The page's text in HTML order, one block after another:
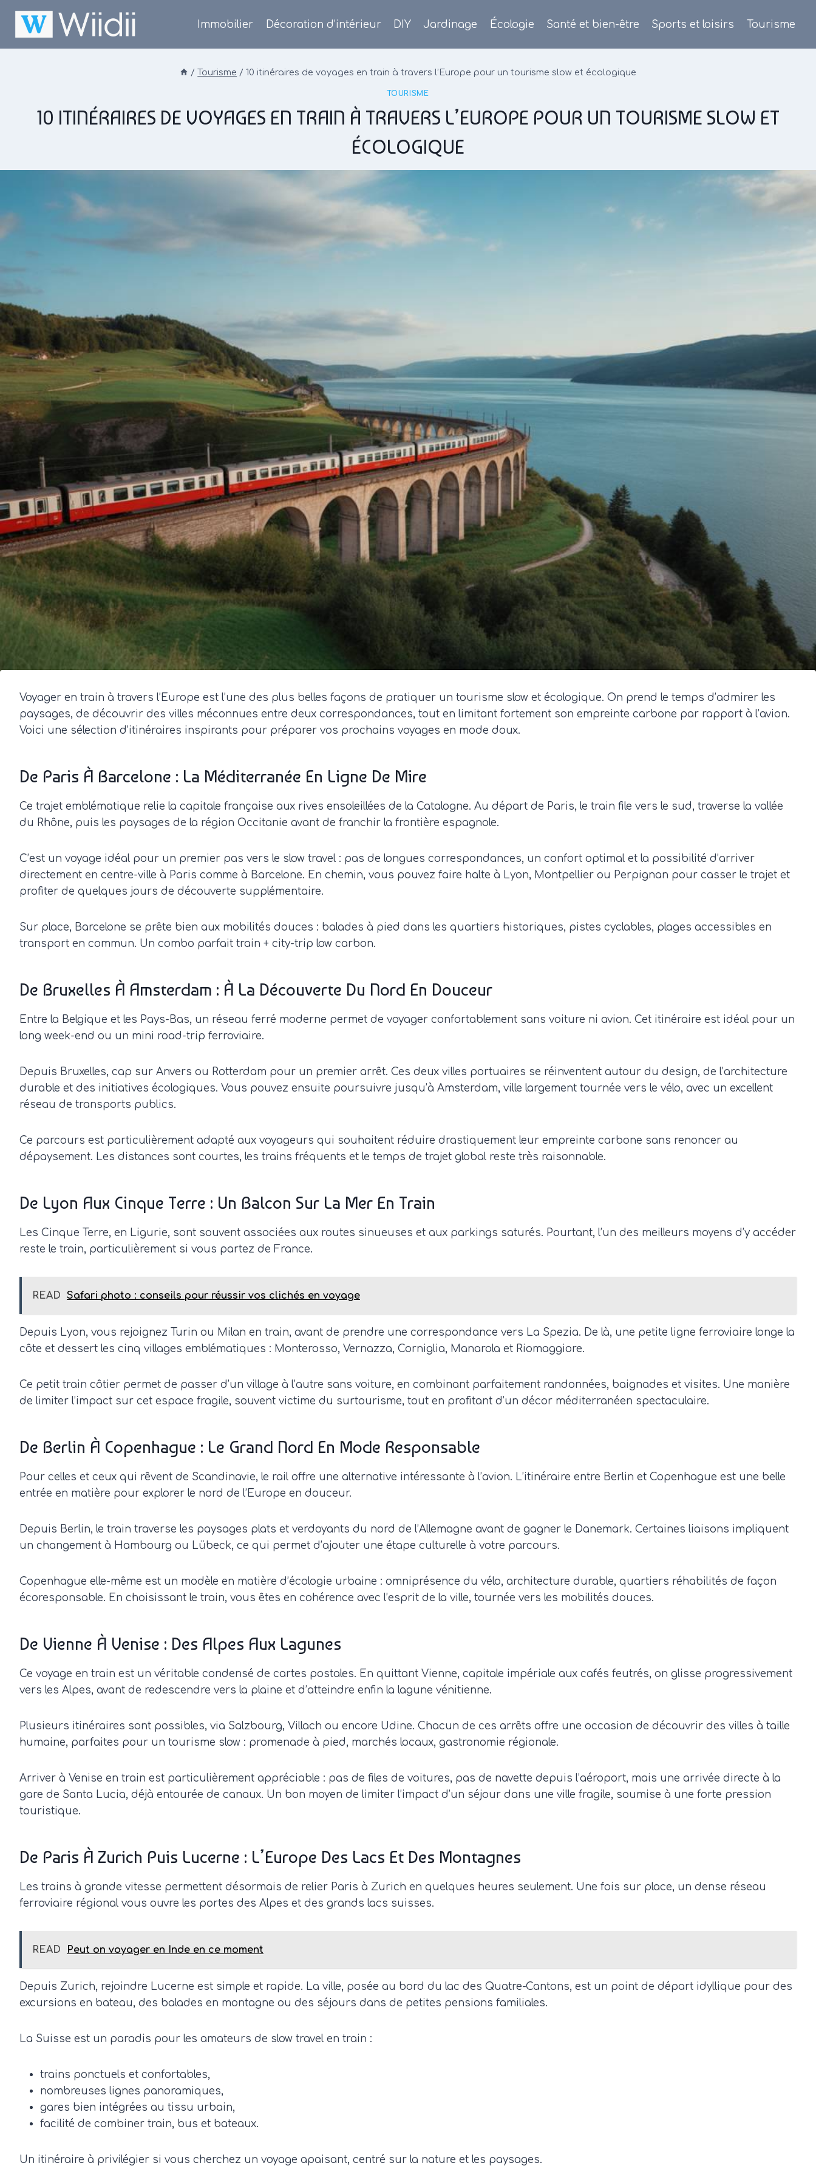
content
Immobilier Décoration d’intérieur DIY Jardinage Écologie Santé et bien-être Sports et loisirs Tourisme
/ Tourisme / 10 itinéraires de voyages en train à travers l’Europe pour un tourisme slow et écologique
TOURISME
10 ITINÉRAIRES DE VOYAGES EN TRAIN À TRAVERS L’EUROPE POUR UN TOURISME SLOW ET
ÉCOLOGIQUE
Voyager en train à travers l’Europe est l’une des plus belles façons de pratiquer un tourisme slow et écologique. On prend le temps d’admirer les
paysages, de découvrir des villes méconnues entre deux correspondances, tout en limitant fortement son empreinte carbone par rapport à l’avion.
Voici une sélection d’itinéraires inspirants pour préparer vos prochains voyages en mode doux.
De Paris À Barcelone : La Méditerranée En Ligne De Mire
Ce trajet emblématique relie la capitale française aux rives ensoleillées de la Catalogne. Au départ de Paris, le train file vers le sud, traverse la vallée
du Rhône, puis les paysages de la région Occitanie avant de franchir la frontière espagnole.
C’est un voyage idéal pour un premier pas vers le slow travel : pas de longues correspondances, un confort optimal et la possibilité d’arriver
directement en centre-ville à Paris comme à Barcelone. En chemin, vous pouvez faire halte à Lyon, Montpellier ou Perpignan pour casser le trajet et
profiter de quelques jours de découverte supplémentaire.
Sur place, Barcelone se prête bien aux mobilités douces : balades à pied dans les quartiers historiques, pistes cyclables, plages accessibles en
transport en commun. Un combo parfait train + city-trip low carbon.
De Bruxelles À Amsterdam : À La Découverte Du Nord En Douceur
Entre la Belgique et les Pays-Bas, un réseau ferré moderne permet de voyager confortablement sans voiture ni avion. Cet itinéraire est idéal pour un
long week-end ou un mini road-trip ferroviaire.
Depuis Bruxelles, cap sur Anvers ou Rotterdam pour un premier arrêt. Ces deux villes portuaires se réinventent autour du design, de l’architecture
durable et des initiatives écologiques. Vous pouvez ensuite poursuivre jusqu’à Amsterdam, ville largement tournée vers le vélo, avec un excellent
réseau de transports publics.
Ce parcours est particulièrement adapté aux voyageurs qui souhaitent réduire drastiquement leur empreinte carbone sans renoncer au
dépaysement. Les distances sont courtes, les trains fréquents et le temps de trajet global reste très raisonnable.
De Lyon Aux Cinque Terre : Un Balcon Sur La Mer En Train
Les Cinque Terre, en Ligurie, sont souvent associées aux routes sinueuses et aux parkings saturés. Pourtant, l’un des meilleurs moyens d’y accéder
reste le train, particulièrement si vous partez de France.
READ Safari photo : conseils pour réussir vos clichés en voyage
Depuis Lyon, vous rejoignez Turin ou Milan en train, avant de prendre une correspondance vers La Spezia. De là, une petite ligne ferroviaire longe la
côte et dessert les cinq villages emblématiques : Monterosso, Vernazza, Corniglia, Manarola et Riomaggiore.
Ce petit train côtier permet de passer d’un village à l’autre sans voiture, en combinant parfaitement randonnées, baignades et visites. Une manière
de limiter l’impact sur cet espace fragile, souvent victime du surtourisme, tout en profitant d’un décor méditerranéen spectaculaire.
De Berlin À Copenhague : Le Grand Nord En Mode Responsable
Pour celles et ceux qui rêvent de Scandinavie, le rail offre une alternative intéressante à l’avion. L’itinéraire entre Berlin et Copenhague est une belle
entrée en matière pour explorer le nord de l’Europe en douceur.
Depuis Berlin, le train traverse les paysages plats et verdoyants du nord de l’Allemagne avant de gagner le Danemark. Certaines liaisons impliquent
un changement à Hambourg ou Lübeck, ce qui permet d’ajouter une étape culturelle à votre parcours.
Copenhague elle-même est un modèle en matière d’écologie urbaine : omniprésence du vélo, architecture durable, quartiers réhabilités de façon
écoresponsable. En choisissant le train, vous êtes en cohérence avec l’esprit de la ville, tournée vers les mobilités douces.
De Vienne À Venise : Des Alpes Aux Lagunes
Ce voyage en train est un véritable condensé de cartes postales. En quittant Vienne, capitale impériale aux cafés feutrés, on glisse progressivement
vers les Alpes, avant de redescendre vers la plaine et d’atteindre enfin la lagune vénitienne.
Plusieurs itinéraires sont possibles, via Salzbourg, Villach ou encore Udine. Chacun de ces arrêts offre une occasion de découvrir des villes à taille
humaine, parfaites pour un tourisme slow : promenade à pied, marchés locaux, gastronomie régionale.
Arriver à Venise en train est particulièrement appréciable : pas de files de voitures, pas de navette depuis l’aéroport, mais une arrivée directe à la
gare de Santa Lucia, déjà entourée de canaux. Un bon moyen de limiter l’impact d’un séjour dans une ville fragile, soumise à une forte pression
touristique.
De Paris À Zurich Puis Lucerne : L’Europe Des Lacs Et Des Montagnes
Les trains à grande vitesse permettent désormais de relier Paris à Zurich en quelques heures seulement. Une fois sur place, un dense réseau
ferroviaire régional vous ouvre les portes des Alpes et des grands lacs suisses.
READ Peut on voyager en Inde en ce moment
Depuis Zurich, rejoindre Lucerne est simple et rapide. La ville, posée au bord du lac des Quatre-Cantons, est un point de départ idyllique pour des
excursions en bateau, des balades en montagne ou des séjours dans de petites pensions familiales.
La Suisse est un paradis pour les amateurs de slow travel en train :
trains ponctuels et confortables,
nombreuses lignes panoramiques,
gares bien intégrées au tissu urbain,
facilité de combiner train, bus et bateaux.
Un itinéraire à privilégier si vous cherchez un voyage apaisant, centré sur la nature et les paysages.